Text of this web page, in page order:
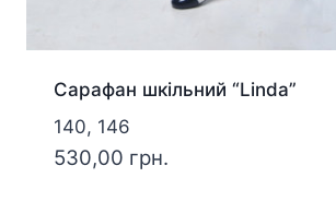
Сарафан шкільний “Linda”
140, 146
530,00 грн.